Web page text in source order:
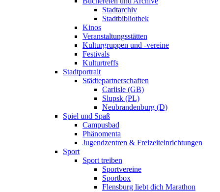
Stadtarchiv
Stadtbibliothek
Kinos
Veranstaltungsstätten
Kulturgruppen und -vereine
Festivals
Kulturtreffs
Stadtportrait
Städtepartnerschaften
Carlisle (GB)
Slupsk (PL)
Neubrandenburg (D)
Spiel und Spaß
Campusbad
Phänomenta
Jugendzentren & Freizeiteinrichtungen
Sport
Sport treiben
Sportvereine
Sportbox
Flensburg liebt dich Marathon